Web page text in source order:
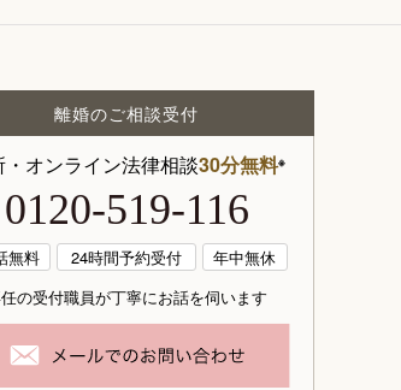
離婚のご相談受付
・オンライン法律相談30分無料※
0120-519-116
無料 24時間予約受付
年中無休
の受付職員が丁寧にお話を伺います